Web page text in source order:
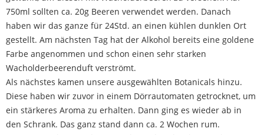
750ml sollten ca. 20g Beeren verwendet werden. Danach
haben wir das ganze für 24Std. an einen kühlen dunklen Ort
gestellt. Am nächsten Tag hat der Alkohol bereits eine goldene
Farbe angenommen und schon einen sehr starken
Wacholderbeerenduft verströmt.
Als nächstes kamen unsere ausgewählten Botanicals hinzu.
Diese haben wir zuvor in einem Dörrautomaten getrocknet, um
ein stärkeres Aroma zu erhalten. Dann ging es wieder ab in
den Schrank. Das ganz stand dann ca. 2 Wochen rum.